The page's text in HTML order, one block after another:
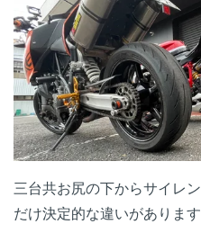
三台共お尻の下からサイレ
だけ決定的な違いがありま